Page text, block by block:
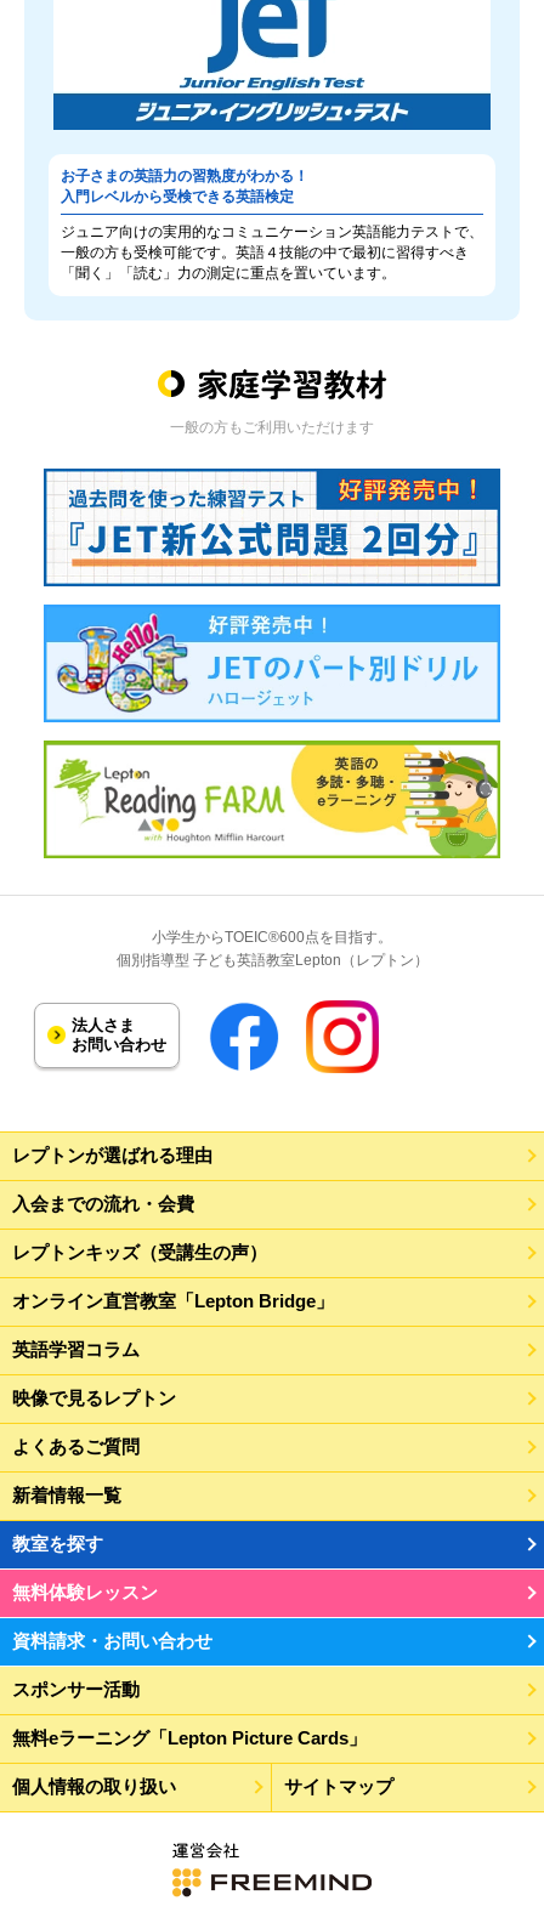
お子さまの英語力の習熟度がわかる！
入門レベルから受検できる英語検定
ジュニア向けの実用的なコミュニケーション英語能力テストで、
一般の方も受検可能です。英語４技能の中で最初に習得すべき
「聞く」「読む」力の測定に重点を置いています。
一般の方もご利用いただけます
小学生からTOEIC®600点を目指す。
個別指導型 子ども英語教室Lepton（レプトン）
法人さま
お問い合わせ
レプトンが選ばれる理由
入会までの流れ・会費
レプトンキッズ（受講生の声）
オンライン直営教室「Lepton Bridge」
英語学習コラム
映像で見るレプトン
よくあるご質問
新着情報一覧
教室を探す
無料体験レッスン
資料請求・お問い合わせ
スポンサー活動
無料eラーニング「Lepton Picture Cards」
個人情報の取り扱い サイトマップ